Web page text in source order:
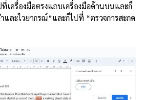
เครื่องมือตรงแถบเครื่องมือด้านบนและก็
และไวยากรณ์”และก็ไปที่ “ตรวจการสะกด